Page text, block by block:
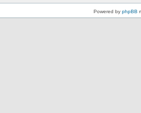
Powered by phpBB